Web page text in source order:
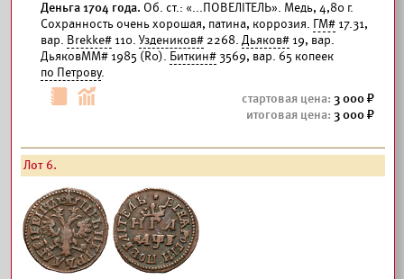
Деньга 1704 года. Об. ст.: «...ПОВЕЛIТЕЛЬ». Медь, 4,80 г.
Сохранность очень хорошая, патина, коррозия. ГМ# 17.31,
вар. Brekke# 110. Уздеников# 2268. Дьяков# 19, вар.
ДьяковММ# 1985 (R0). Биткин#3569, вар. 65 копеек
по Петрову.
3 000
3 000
Лот 6.